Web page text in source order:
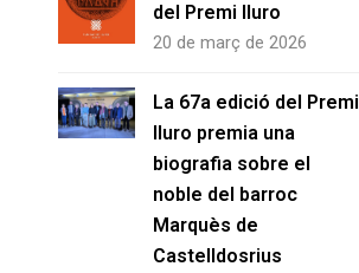
del Premi Iluro
20 de març de 2026
La 67a edició del Premi
Iluro premia una
biografia sobre el
noble del barroc
Marquès de
Castelldosrius